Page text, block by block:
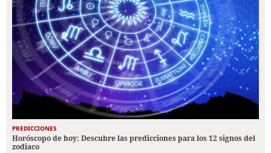
PREDICCIONES
Horóscopo de hoy: Descubre las predicciones para los 12 signos del
zodiaco